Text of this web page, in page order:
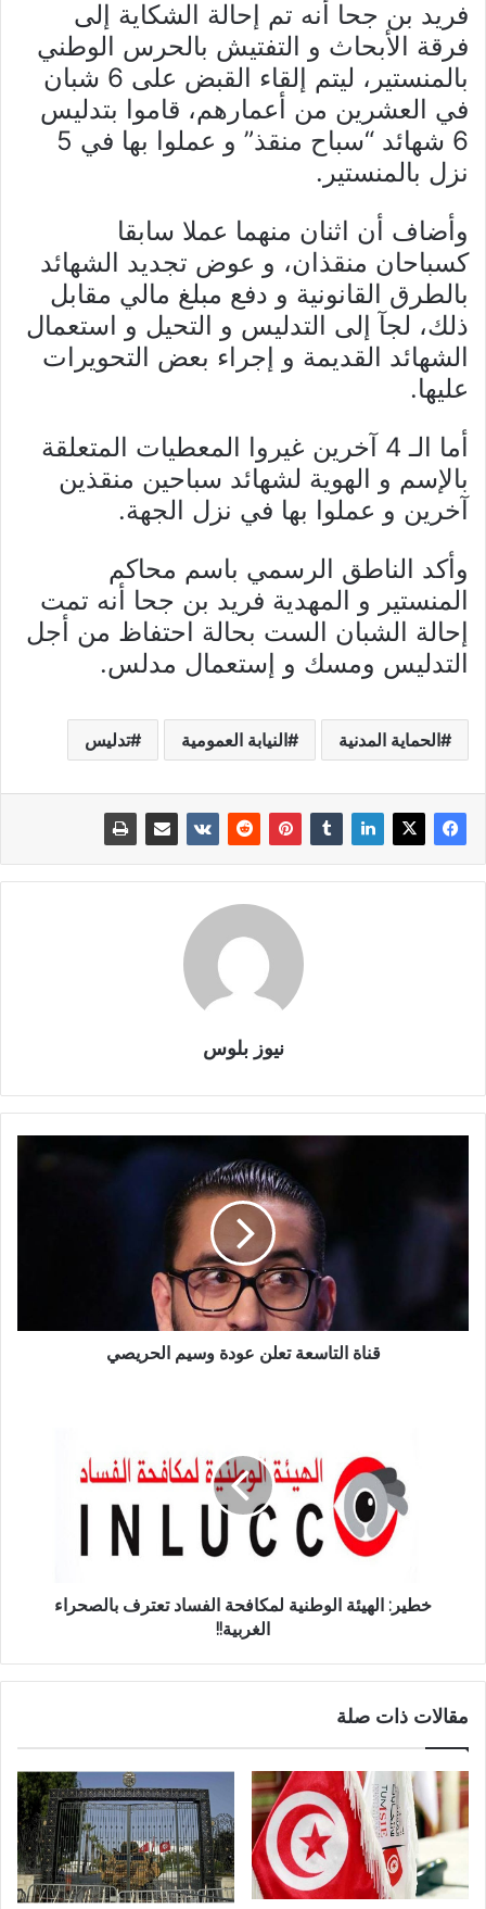
فريد بن جحا أنه تم إحالة الشكاية إلى
فرقة الأبحاث و التفتيش بالحرس الوطني
بالمنستير، ليتم إلقاء القبض على 6 شبان
في العشرين من أعمارهم، قاموا بتدليس
6 شهائد “سباح منقذ” و عملوا بها في 5
نزل بالمنستير.
وأضاف أن اثنان منهما عملا سابقا
كسباحان منقذان، و عوض تجديد الشهائد
بالطرق القانونية و دفع مبلغ مالي مقابل
ذلك، لجآ إلى التدليس و التحيل و استعمال
الشهائد القديمة و إجراء بعض التحويرات
عليها.
أما الـ 4 آخرين غيروا المعطيات المتعلقة
بالإسم و الهوية لشهائد سباحين منقذين
آخرين و عملوا بها في نزل الجهة.
وأكد الناطق الرسمي باسم محاكم
المنستير و المهدية فريد بن جحا أنه تمت
إحالة الشبان الست بحالة احتفاظ من أجل
التدليس ومسك و إستعمال مدلس.
الحماية المدنية النيابة العمومية تدليس
نيوز بلوس
قناة التاسعة تعلن عودة وسيم الحريصي
خطير: الهيئة الوطنية لمكافحة الفساد تعترف بالصحراء
الغربية!!
مقالات ذات صلة